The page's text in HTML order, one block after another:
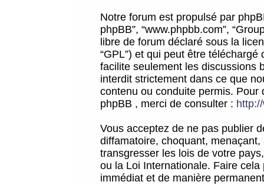
Notre forum est propulsé par
phpBB”, “www.phpbb.com”,
libre de forum déclaré sous la
“GPL”) et qui peut être téléchargé
facilite seulement les discussions
interdit strictement dans ce que
contenu ou conduite permis.
phpBB , merci de consulter :
Vous acceptez de ne pas publier
diffamatoire, choquant,
transgresser les lois de votre
ou la Loi Internationale. Faire
immédiat et de manière